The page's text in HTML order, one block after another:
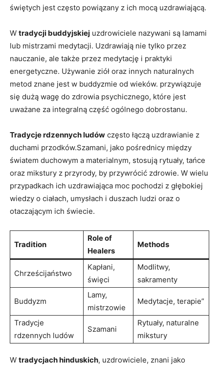
świętych jest często powiązany z ich mocą uzdrawiającą.
W tradycji buddyjskiej uzdrowiciele nazywani są lamami
lub mistrzami medytacji. Uzdrawiają nie tylko przez
nauczanie, ale także przez medytację i praktyki
energetyczne. Używanie ziół oraz innych naturalnych
metod znane jest w buddyzmie od wieków. przywiązuje
się dużą wagę do zdrowia psychicznego, które jest
uważane za integralną część ogólnego dobrostanu.
Tradycje rdzennych ludów często łączą uzdrawianie z
duchami przodków.Szamani, jako pośrednicy między
światem duchowym a materialnym, stosują rytuały, tańce
oraz mikstury z przyrody, by przywrócić zdrowie. W wielu
przypadkach ich uzdrawiająca moc pochodzi z głębokiej
wiedzy o ciałach, umysłach i duszach ludzi oraz o
otaczającym ich świecie.
Tradition
Role of
Healers
Methods
Chrześcijaństwo
Kapłani,
święci
Modlitwy,
sakramenty
Buddyzm
Lamy,
mistrzowie
Medytacje, terapie”
Tradycje
rdzennych ludów
Szamani
Rytuały, naturalne
mikstury
W tradycjach hinduskich, uzdrowiciele, znani jako